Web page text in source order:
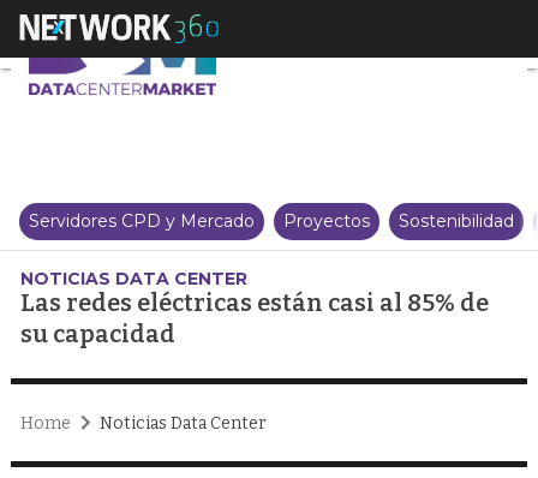
Las redes eléctricas están casi
Servidores CPD y Mercado Proyectos Sostenibilidad
NOTICIAS DATA CENTER
Las redes eléctricas están casi al 85% de
su capacidad
Home Noticias Data Center